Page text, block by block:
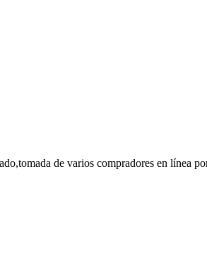
de varios compradores en línea